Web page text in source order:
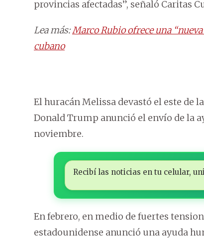
provincias afectadas”, señaló Caritas
Lea más:Marco Rubio ofrece una
cubano
El huracán Melissa devastó el este de
Donald Trump anunció el envío de la
noviembre.
Recibí las noticias en tu celular,
En febrero, en medio de fuertes
estadounidense anunció una ayuda